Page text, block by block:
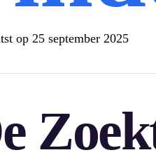
op 25 september 2025